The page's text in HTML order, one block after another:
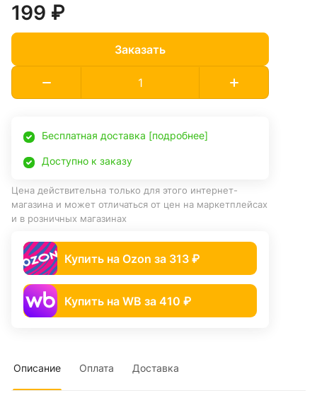
199 ₽
Заказать
Бесплатная доставка [подробнее]
Доступно к заказу
Цена действительна только для этого интернет-
магазина и может отличаться от цен на маркетплейсах
и в розничных магазинах
Купить на Ozon за 313 ₽
Купить на WB за 410 ₽
Описание Оплата Доставка